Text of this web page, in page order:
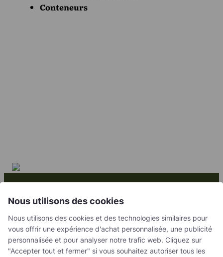
Conteneurs
Ensemble, nous créons
des solutions
fructueuses
Nous utilisons des cookies
Nous utilisons des cookies et des technologies similaires pour
vous offrir une expérience d'achat personnalisée, une publicité
personnalisée et pour analyser notre trafic web. Cliquez sur
"Accepter tout et fermer" si vous souhaitez autoriser tous les